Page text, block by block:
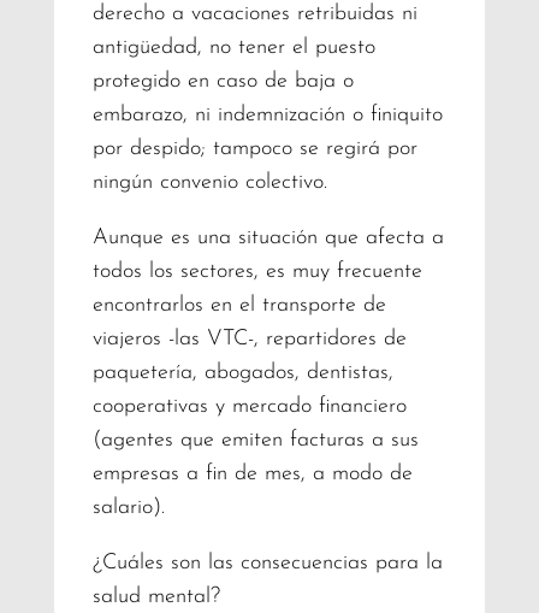
derecho a vacaciones retribuidas ni
antigüedad, no tener el puesto
protegido en caso de baja o
embarazo, ni indemnización o finiquito
por despido; tampoco se regirá por
ningún convenio colectivo.
Aunque es una situación que afecta a
todos los sectores, es muy frecuente
encontrarlos en el transporte de
viajeros -las VTC-, repartidores de
paquetería, abogados, dentistas,
cooperativas y mercado financiero
(agentes que emiten facturas a sus
empresas a fin de mes, a modo de
salario).
¿Cuáles son las consecuencias para la
salud mental?